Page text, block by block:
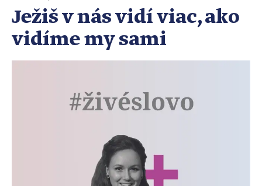
Ježiš v nás vidí viac, ako
vidíme my sami